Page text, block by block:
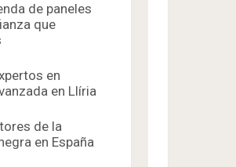
de paneles
que
en
en Llíria
de la
en España